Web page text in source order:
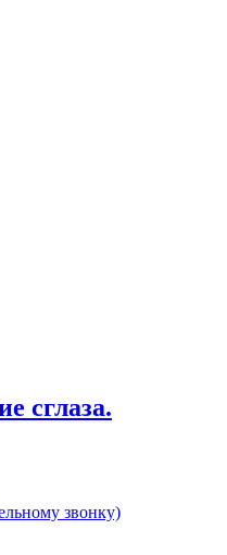
сглаза.
звонку)